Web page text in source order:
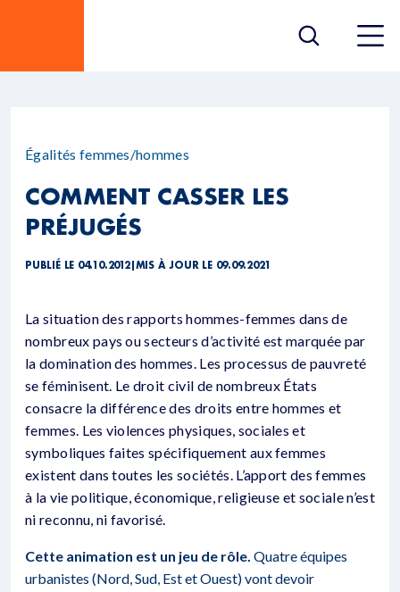
Égalités femmes/hommes
COMMENT CASSER LES
PRÉJUGÉS
PUBLIÉ LE 04.10.2012| MIS À JOUR LE 09.09.2021
La situation des rapports hommes-femmes dans de
nombreux pays ou secteurs d’activité est marquée par
la domination des hommes. Les processus de pauvreté
se féminisent. Le droit civil de nombreux États
consacre la différence des droits entre hommes et
femmes. Les violences physiques, sociales et
symboliques faites spécifiquement aux femmes
existent dans toutes les sociétés. L’apport des femmes
à la vie politique, économique, religieuse et sociale n’est
ni reconnu, ni favorisé.
Cette animation est un jeu de rôle. Quatre équipes
urbanistes (Nord, Sud, Est et Ouest) vont devoir